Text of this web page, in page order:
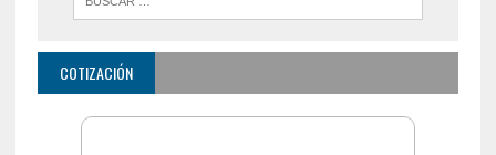
COTIZACIÓN